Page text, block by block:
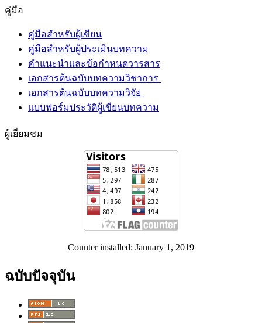
คู่มือ
คู่มือสำหรับผู้เขียน
คู่มือสำหรับผู้ประเมินบทความ
คำแนะนำและข้อกำหนดวารสาร
เอกสารต้นฉบับบทความวิชาการ
เอกสารต้นฉบับบทความวิจัย
แบบฟอร์มประวัติผู้เขียนบทความ
ผู้เยี่ยมชม
Counter installed: January 1, 2019
ฉบับปัจจุบัน